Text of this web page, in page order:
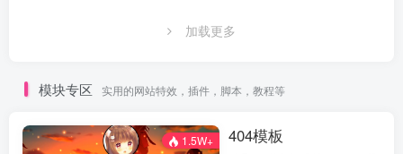
加载更多
模块专区 实用的网站特效，插件，脚本，教程等
1.5W+ 404模板